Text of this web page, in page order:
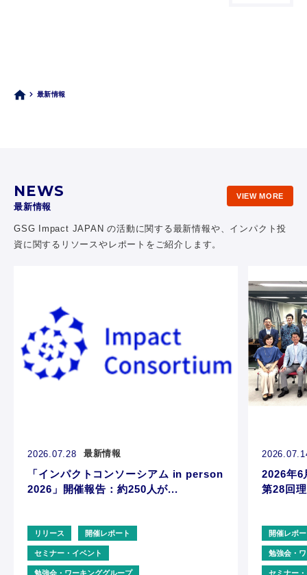
最新情報
NEWS
最新情報
GSG Impact JAPAN の活動に関する最新情報や、 インパクト投
資に関するリソースやレポートをご紹介します。
VIEW MORE
2026.07.28 最新情報
「インパクトコンソーシアム in person
2026」開催報告：約250人が...
リリース 開催レポート
セミナー・イベント
勉強会・ワーキンググループ
2026年
第28回
開催レポ
勉強会・
セミナー